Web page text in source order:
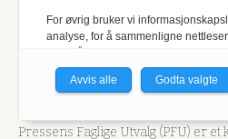
som ligger til grunn for
fag- og medlemsbladet.
Jakt & Fiske arbeider etter Vær
god presseskikk. Den som mener
Pressens Faglige Utvalg (PFU) er
For øvrig bruker vi
analyse, for å sammenligne
personvernerklæring.
du få relevante annonser på
nettverket basert på informasjon fra
Avvis alle Godta valgte